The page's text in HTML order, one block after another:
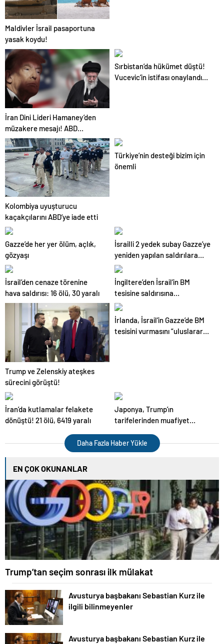
Maldivler İsrail pasaportuna
yasak koydu!
İran Dini Lideri Hamaney’den
müzakere mesajı! ABD
sessizliği bozuldu
Sırbistan’da hükümet düştü!
Vucevic’in istifası onaylandı…
Kolombiya uyuşturucu
kaçakçılarını ABD’ye iade etti
Türkiye’nin desteği bizim için
önemli
Gazze’de her yer ölüm, açlık,
gözyaşı
İsrailli 2 yedek subay Gazze’ye
yeniden yapılan saldırılara
katılmayı reddetti: “Kırmızı
çizgi aşıldı”
İsrail’den cenaze törenine
hava saldırısı: 16 ölü, 30 yaralı
İngiltere’den İsrail’in BM
tesisine saldırısına
soruşturma talebi
Trump ve Zelenskiy ateşkes
sürecini görüştü!
İrlanda, İsrail’in Gazze’de BM
tesisini vurmasını “uluslararası
İran’da kutlamalar felakete
dönüştü! 21 ölü, 6419 yaralı
Japonya, Trump’ın
tarifelerinden muafiyet
varamadı
Daha Fazla Haber Yükle
EN ÇOK OKUNANLAR
Trump’tan seçim sonrası ilk mülakat
Avusturya başbakanı Sebastian Kurz ile
ilgili bilinmeyenler
Avusturya başbakanı Sebastian Kurz ile